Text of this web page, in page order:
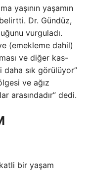
yaşının yaşamın
Dr. Gündüz,
vurguladı.
(emekleme dahil)
ve diğer kas-
sık görülüyor”
ve ağız
arasındadır” dedi.
bir yaşam